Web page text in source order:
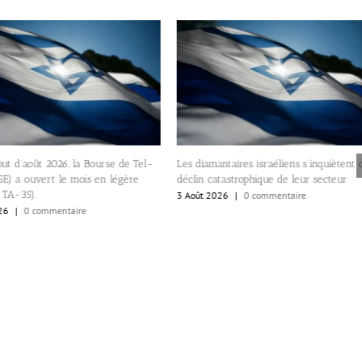
diamantaires israéliens s’inquiètent d’un
catastrophique de leur secteur
2026
Quizz IsraelValley. Pourquoi la
Miami est-elle un eldorado
Israéliens?
1 Août 2026 | 0 commentaire